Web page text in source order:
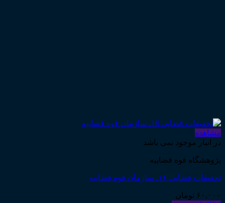
مشاهده
در انبار موجود نمی باشد
پژوهشگاه قوه قضاییه
تحقیقات قضایی ۱۶ـ سازمان قوه قضاییه
۶۰,۰۰۰ تومان